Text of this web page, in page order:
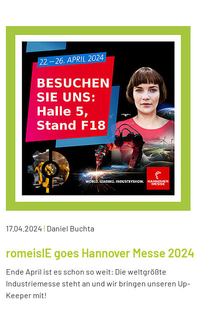
17.04.2024 | Daniel Buchta
romeisIE goes Hannover Messe 2024
Ende April ist es schon so weit: Die weltgrößte
Industriemesse steht an und wir bringen unseren Up-
Keeper mit!